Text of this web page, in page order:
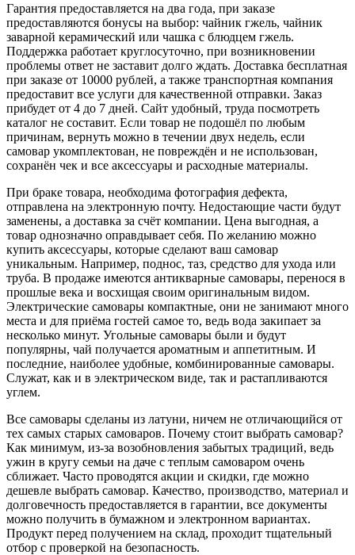
Гарантия предоставляется на два года, при заказе
предоставляются бонусы на выбор: чайник гжель, чайник
заварной керамический или чашка с блюдцем гжель.
Поддержка работает круглосуточно, при возникновении
проблемы ответ не заставит долго ждать. Доставка бесплатная
при заказе от 10000 рублей, а также транспортная компания
предоставит все услуги для качественной отправки. Заказ
прибудет от 4 до 7 дней. Сайт удобный, труда посмотреть
каталог не составит. Если товар не подошёл по любым
причинам, вернуть можно в течении двух недель, если
самовар укомплектован, не повреждён и не использован,
сохранён чек и все аксессуары и расходные материалы.
При браке товара, необходима фотография дефекта,
отправлена на электронную почту. Недостающие части будут
заменены, а доставка за счёт компании. Цена выгодная, а
товар однозначно оправдывает себя. По желанию можно
купить аксессуары, которые сделают ваш самовар
уникальным. Например, поднос, таз, средство для ухода или
труба. В продаже имеются антикварные самовары, перенося в
прошлые века и восхищая своим оригинальным видом.
Электрические самовары компактные, они не занимают много
места и для приёма гостей самое то, ведь вода закипает за
несколько минут. Угольные самовары были и будут
популярны, чай получается ароматным и аппетитным. И
последние, наиболее удобные, комбинированные самовары.
Служат, как и в электрическом виде, так и растапливаются
углем.
Все самовары сделаны из латуни, ничем не отличающийся от
тех самых старых самоваров. Почему стоит выбрать самовар?
Как минимум, из-за возобновления забытых традиций, ведь
ужин в кругу семьи на даче с теплым самоваром очень
сближает. Часто проводятся акции и скидки, где можно
дешевле выбрать самовар. Качество, производство, материал и
долговечность предоставляется в гарантии, все документы
можно получить в бумажном и электронном вариантах.
Продукт перед получением на склад, проходит тщательный
отбор с проверкой на безопасность.